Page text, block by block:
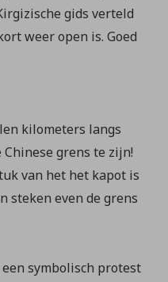
gids verteld
weer open is. Goed
kilometers langs
grens te zijn!
van het het kapot is
steken even de grens
symbolisch protest